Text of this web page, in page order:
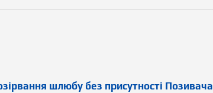
шлюбу без присутності Позивача